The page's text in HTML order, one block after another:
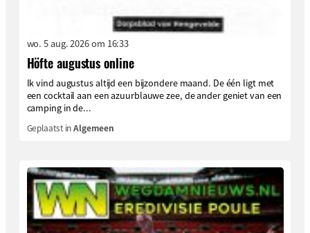
wo. 5 aug. 2026 om 16:33
Höfte augustus online
Ik vind augustus altijd een bijzondere maand. De één ligt met
een cocktail aan een azuurblauwe zee, de ander geniet van een
camping in de...
Geplaatst inAlgemeen